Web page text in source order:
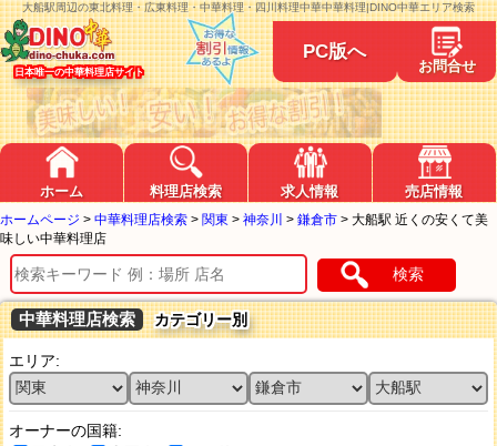
大船駅周辺の東北料理・広東料理・中華料理・四川料理中華中華料理|DINO中華エリア検索
日本唯一の中華料理店サイト
PC版へ
お問合せ
ホーム 料理店検索 求人情報 売店情報
ホームページ > 中華料理店検索 > 関東 > 神奈川 > 鎌倉市 > 大船駅 近くの安くて美
味しい中華料理店
検索
中華料理店検索 カテゴリー別
エリア:
オーナーの国籍: